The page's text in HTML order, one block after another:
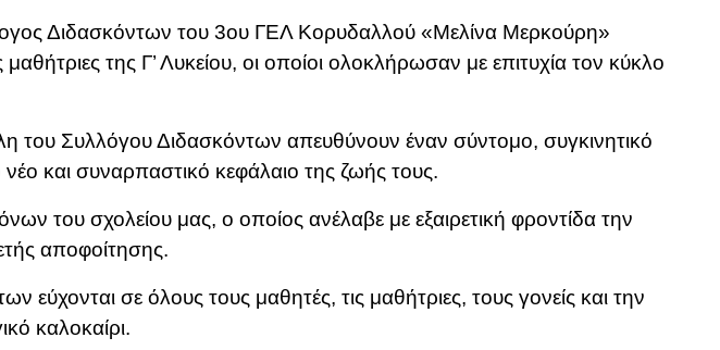
Διδασκόντων του 3ου ΓΕΛ Κορυδαλλού «Μελίνα Μερκούρη»
της Γ’ Λυκείου, οι οποίοι ολοκλήρωσαν με επιτυχία τον κύκλο
του Συλλόγου Διδασκόντων απευθύνουν έναν σύντομο, συγκινητικό
νέο και συναρπαστικό κεφάλαιο της ζωής τους.
του σχολείου μας, ο οποίος ανέλαβε με εξαιρετική φροντίδα την
αποφοίτησης.
σε όλους τους μαθητές, τις μαθήτριες, τους γονείς και την
καλοκαίρι.